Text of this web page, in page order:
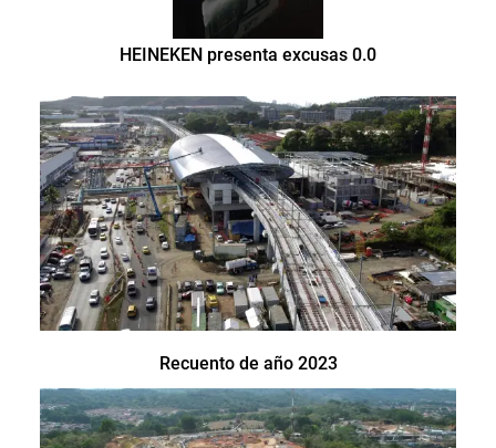
HEINEKEN presenta excusas 0.0
Recuento de año 2023